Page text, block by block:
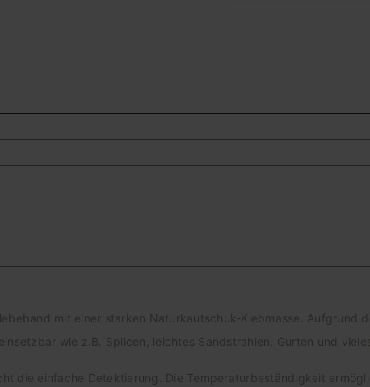
mit einer starken Naturkautschuk-Klebmasse. Aufgrund
wie z.B. Splicen, leichtes Sandstrahlen, Gurten und
die einfache Detektierung. Die Temperaturbeständigkeit